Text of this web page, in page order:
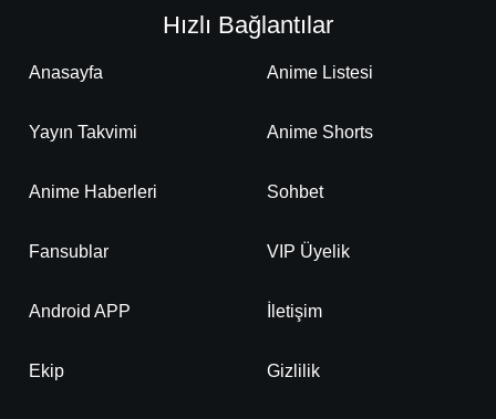
Hızlı Bağlantılar
Anasayfa Anime Listesi
Yayın Takvimi Anime Shorts
Anime Haberleri Sohbet
Fansublar VIP Üyelik
Android APP İletişim
Ekip Gizlilik